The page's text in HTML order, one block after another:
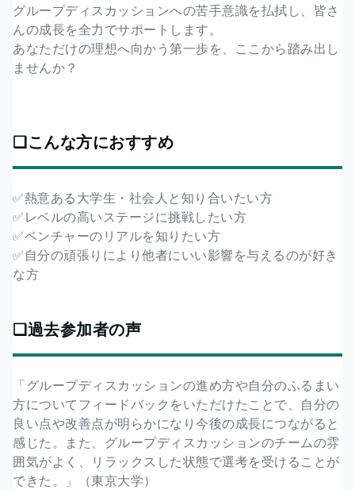
グループディスカッションへの苦手意識を払拭し、皆さ
んの成長を全力でサポートします。
あなただけの理想へ向かう第一歩を、ここから踏み出し
ませんか？
❏こんな方におすすめ
✅熱意ある大学生・社会人と知り合いたい方
✅レベルの高いステージに挑戦したい方
✅ベンチャーのリアルを知りたい方
✅自分の頑張りにより他者にいい影響を与えるのが好き
な方
❏過去参加者の声
「グループディスカッションの進め方や自分のふるまい
方についてフィードバックをいただけたことで、自分の
良い点や改善点が明らかになり今後の成長につながると
感じた。また、グループディスカッションのチームの雰
囲気がよく、リラックスした状態で選考を受けることが
できた。」（東京大学）